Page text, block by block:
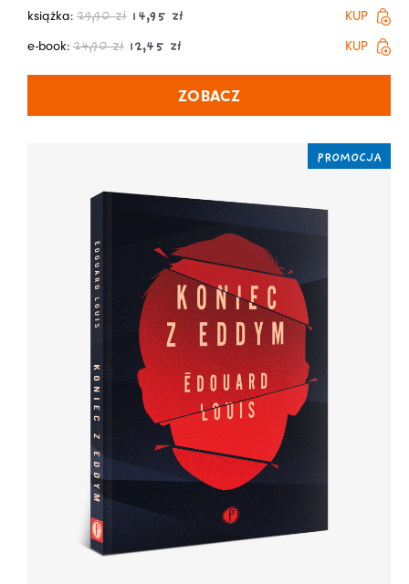
książka: 29,90zł 14,95 zł
KUP
e-book: 24,90zł 12,45 zł KUP
ZOBACZ
PROMOCJA